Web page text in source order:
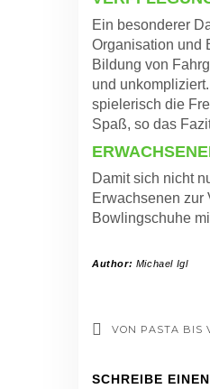
Ein besonderer
Organisation und
Bildung von
und
spielerisch die
Spaß, so das
Damit sich nicht
Erwachsenen zur
Bowlingschuhe
Author: Michael Igl
VON PASTA BIS
SCHREIBE